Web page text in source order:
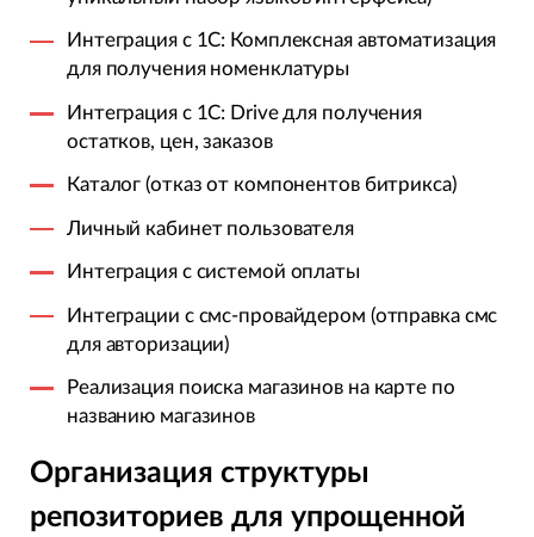
Интеграция с 1С: Комплексная автоматизация
для получения номенклатуры
Интеграция с 1С: Drive для получения
остатков, цен, заказов
Каталог (отказ от компонентов битрикса)
Личный кабинет пользователя
Интеграция с системой оплаты
Интеграции с смс-провайдером (отправка смс
для авторизации)
Реализация поиска магазинов на карте по
названию магазинов
Организация структуры
репозиториев для упрощенной